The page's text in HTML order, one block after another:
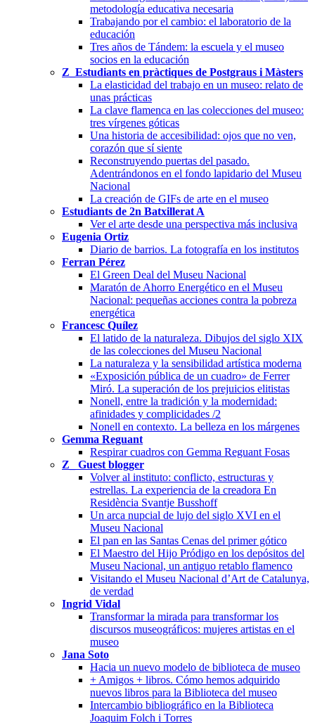
metodología educativa necesaria
Trabajando por el cambio: el laboratorio de la
educación
Tres años de Tándem: la escuela y el museo
socios en la educación
Z_Estudiants en pràctiques de Postgraus i Màsters
La elasticidad del trabajo en un museo: relato de
unas prácticas
La clave flamenca en las colecciones del museo:
tres vírgenes góticas
Una historia de accesibilidad: ojos que no ven,
corazón que sí siente
Reconstruyendo puertas del pasado.
Adentrándonos en el fondo lapidario del Museu
Nacional
La creación de GIFs de arte en el museo
Estudiants de 2n Batxillerat A
Ver el arte desde una perspectiva más inclusiva
Eugenia Ortiz
Diario de barrios. La fotografía en los institutos
Ferran Pérez
El Green Deal del Museu Nacional
Maratón de Ahorro Energético en el Museu
Nacional: pequeñas acciones contra la pobreza
energética
Francesc Quílez
El latido de la naturaleza. Dibujos del siglo XIX
de las colecciones del Museu Nacional
La naturaleza y la sensibilidad artística moderna
«Exposición pública de un cuadro» de Ferrer
Miró. La superación de los prejuicios elitistas
Nonell, entre la tradición y la modernidad:
afinidades y complicidades /2
Nonell en contexto. La belleza en los márgenes
Gemma Reguant
Respirar cuadros con Gemma Reguant Fosas
Z_ Guest blogger
Volver al instituto: conflicto, estructuras y
estrellas. La experiencia de la creadora En
Residència Svantje Busshoff
Un arca nupcial de lujo del siglo XVI en el
Museu Nacional
El pan en las Santas Cenas del primer gótico
El Maestro del Hijo Pródigo en los depósitos del
Museu Nacional, un antiguo retablo flamenco
Visitando el Museu Nacional d’Art de Catalunya,
de verdad
Ingrid Vidal
Transformar la mirada para transformar los
discursos museográficos: mujeres artistas en el
museo
Jana Soto
Hacia un nuevo modelo de biblioteca de museo
+ Amigos + libros. Cómo hemos adquirido
nuevos libros para la Biblioteca del museo
Intercambio bibliográfico en la Biblioteca
Joaquim Folch i Torres